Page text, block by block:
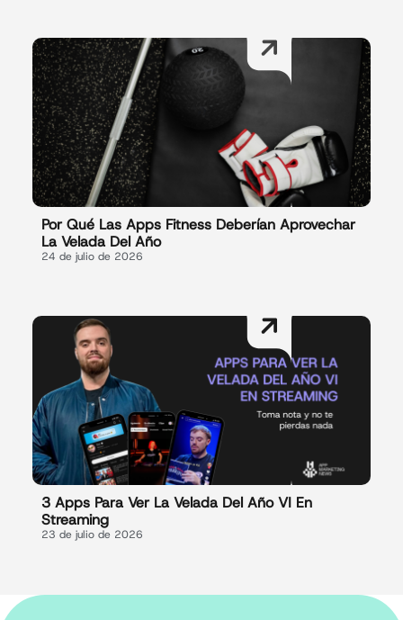
Por Qué Las Apps Fitness Deberían Aprovechar
La Velada Del Año
24 de julio de 2026
3 Apps Para Ver La Velada Del Año VI En
Streaming
23 de julio de 2026